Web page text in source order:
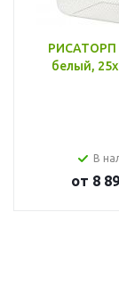
РИСАТОРП
белый,
В
от 8